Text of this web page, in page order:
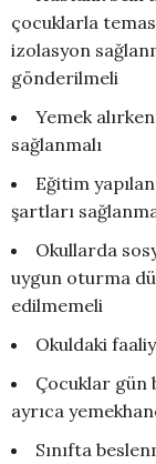
çocuklarla
izolasyon
gönderilmeli
Yemek
sağlanmalı
Eğitim
şartları
Okullarda
uygun oturma
edilmemeli
Okuldaki
Çocuklar gün
ayrıca
Sınıfta